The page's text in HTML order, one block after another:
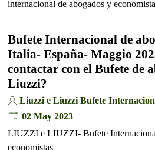
internacional de abogados y
Bufete Internacional de
Italia- España- Maggio
contactar con el Bufete de
Liuzzi?
Liuzzi e Liuzzi Bufete
02 May 2023
LIUZZI e LIUZZI- Bufete
economistas